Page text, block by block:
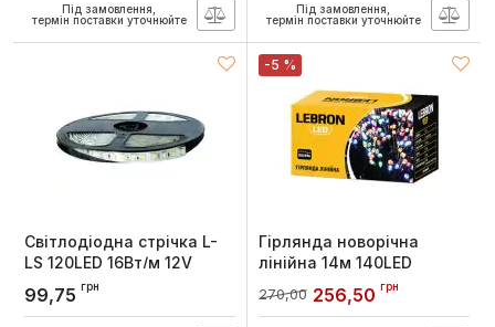
Під замовлення,
термін поставки уточнюйте
Під замовлення,
термін поставки уточнюйте
Світлодіодна стрічка L-
LS 120LED 16Вт/м 12V
6000K ІР20 (1м), Lebron
Артикул:
99,75 грн
-5 %
Гірлянда новорічна
лінійна 14м 140LED
мульти колір IP20, Lebron
15-18-13
270,00 256,50 грн